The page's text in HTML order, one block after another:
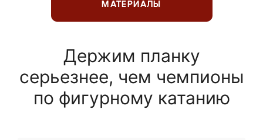
МАТЕРИАЛЫ
Держим планку
серьезнее, чем чемпионы
по фигурному катанию